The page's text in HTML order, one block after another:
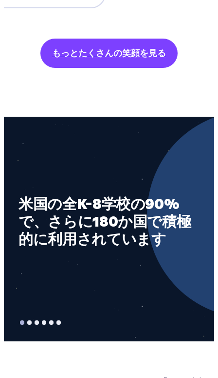
もっとたくさんの笑顔を見る
米国の全K-8学校の90%
で、さらに180か国で積極
的に利用されています